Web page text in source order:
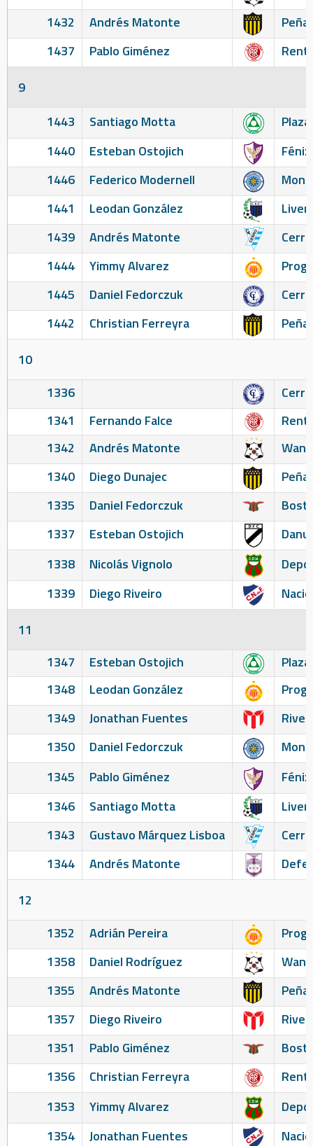
1432
Andrés Matonte
1437
Pablo Giménez
9
1443
Santiago Motta
1440
Esteban Ostojich
Fénix
1446
Federico Modernell
1441
Leodan González
1439
Andrés Matonte
Cerro
1444
Yimmy Alvarez
1445
Daniel Fedorczuk
1442
Christian Ferreyra
10
1336
1341
Fernando Falce
1342
Andrés Matonte
1340
Diego Dunajec
1335
Daniel Fedorczuk
1337
Esteban Ostojich
1338
Nicolás Vignolo
1339
Diego Riveiro
11
1347
Esteban Ostojich
1348
Leodan González
1349
Jonathan Fuentes
1350
Daniel Fedorczuk
1345
Pablo Giménez
Fénix
1346
Santiago Motta
1343
Gustavo Márquez Lisboa
Cerro
1344
Andrés Matonte
12
1352
Adrián Pereira
1358
Daniel Rodríguez
1355
Andrés Matonte
1357
Diego Riveiro
1351
Pablo Giménez
1356
Christian Ferreyra
1353
Yimmy Alvarez
1354
Jonathan Fuentes